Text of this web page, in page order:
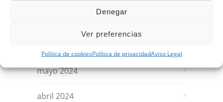
Denegar
Ver preferencias
Política de cookiesPolítica de privacidadAviso Legal
mayo 2024
abril 2024